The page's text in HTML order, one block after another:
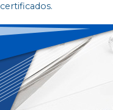
certificados.